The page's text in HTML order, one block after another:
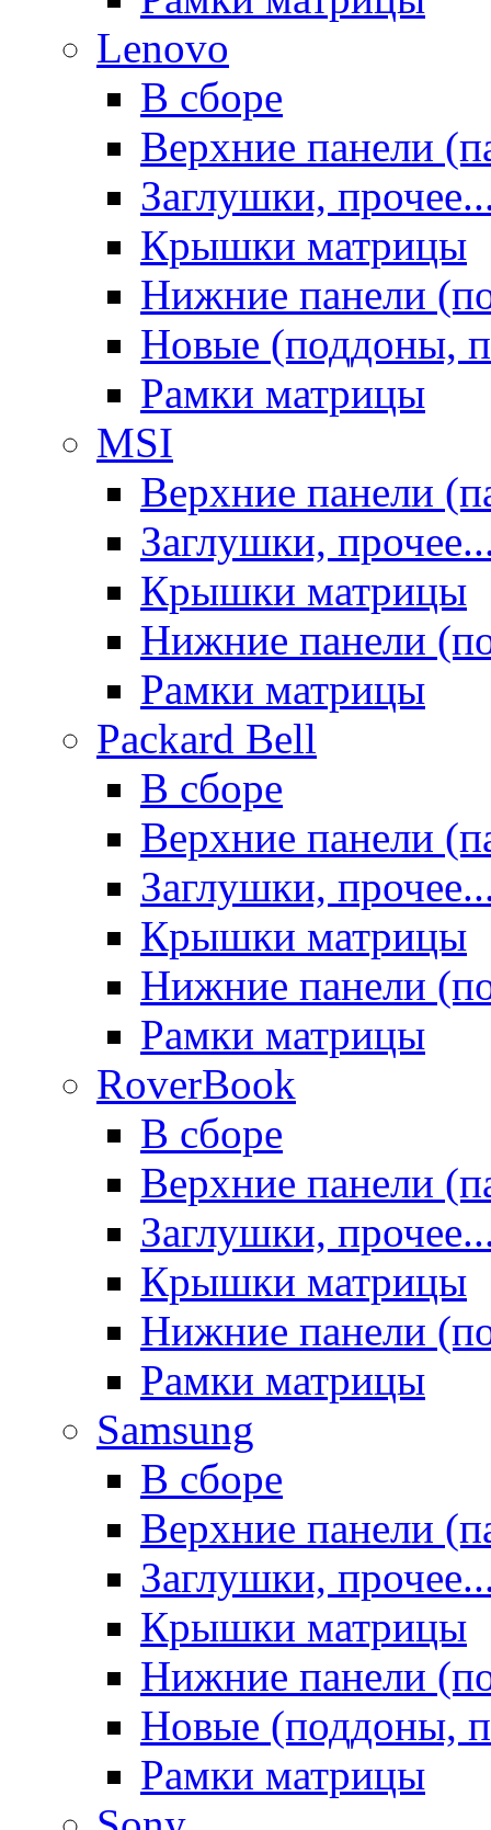
Lenovo
В сборе
Верхние панели
Заглушки,
Крышки матрицы
Нижние панели
Новые (поддоны,
Рамки матрицы
MSI
Верхние панели
Заглушки,
Крышки матрицы
Нижние панели
Рамки матрицы
Packard Bell
В сборе
Верхние панели
Заглушки,
Крышки матрицы
Нижние панели
Рамки матрицы
RoverBook
В сборе
Верхние панели
Заглушки,
Крышки матрицы
Нижние панели
Рамки матрицы
Samsung
В сборе
Верхние панели
Заглушки,
Крышки матрицы
Нижние панели
Новые (поддоны,
Рамки матрицы